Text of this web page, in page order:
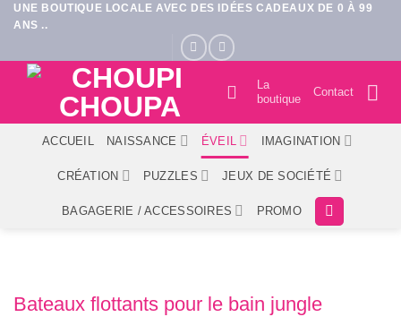
Passer
au
UNE BOUTIQUE LOCALE AVEC DES IDÉES CADEAUX DE 0 À 99
ANS ..
La
boutique
Contact
ACCUEIL NAISSANCE ÉVEIL IMAGINATION
CRÉATION PUZZLES JEUX DE SOCIÉTÉ
BAGAGERIE / ACCESSOIRES PROMO
Bateaux flottants pour le bain jungle